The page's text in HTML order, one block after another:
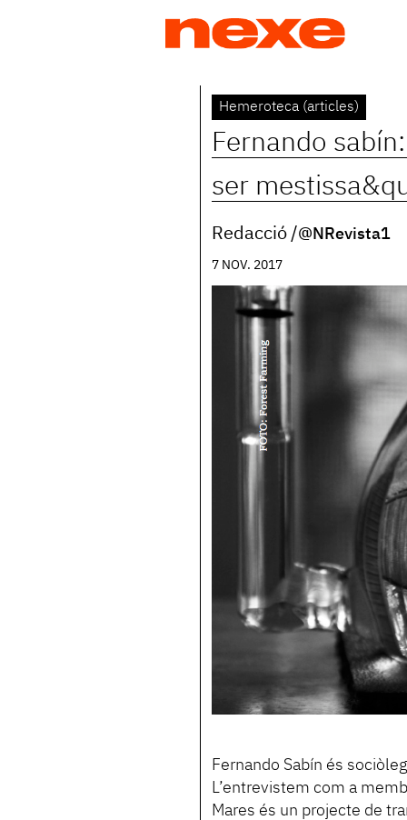
Back
to
top
Hemeroteca (articles)
Fernando
ser
Redacció @NRevista1
7 NOV. 2017
Fernando Sabín és
L’entrevistem com a
Mares és un projecte de